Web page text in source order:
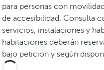
para personas con
de accesibilidad. Consulta
servicios, instalaciones y
habitaciones deberán
bajo petición y según